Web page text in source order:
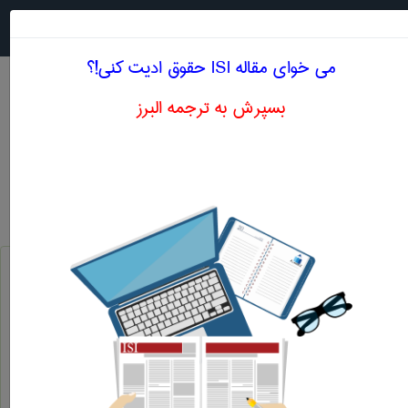
اصطلاحات تخصصی انگلیسی حقوق حرف Q
به عنوان ، در مقام ، در سمت
می خوای مقاله ISI حقوق ادیت کنی!؟
بسپرش به ترجمه البرز